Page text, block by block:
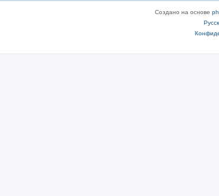
Создано на основе